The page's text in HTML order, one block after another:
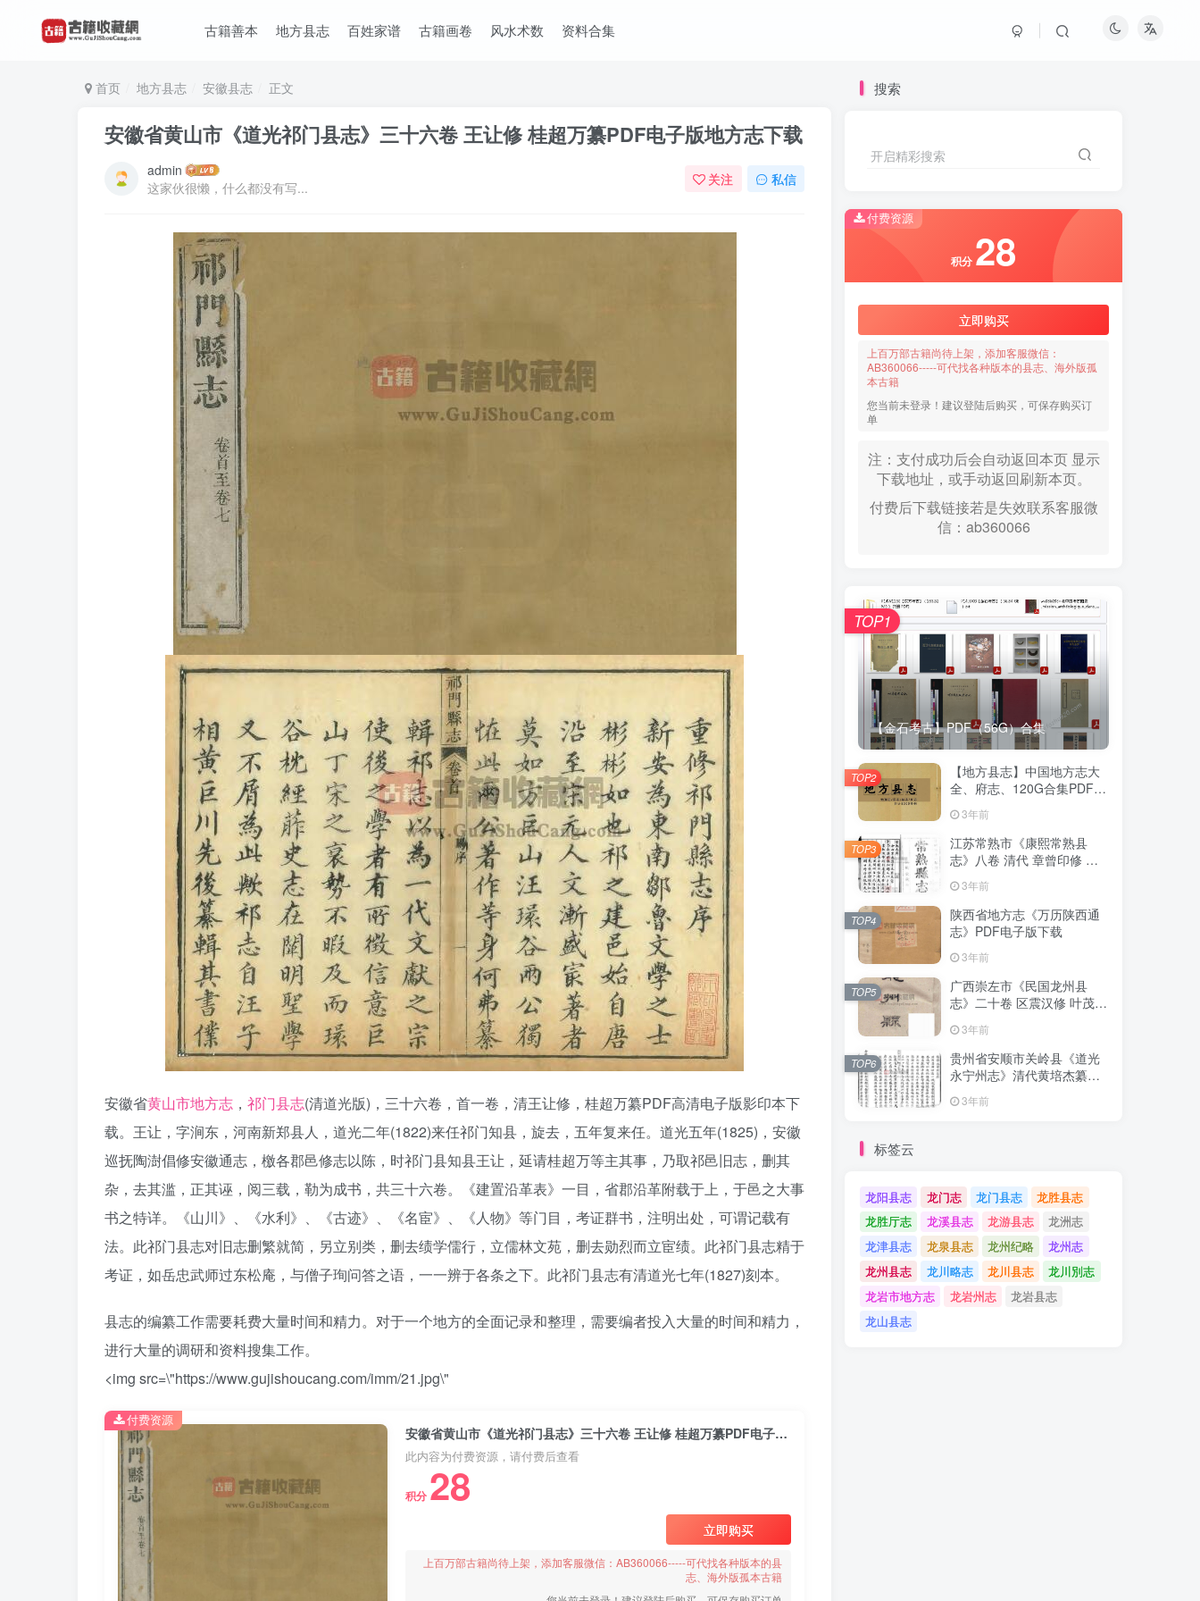
古籍善本 地方县志 百姓家谱 古籍画卷 风水术数 资料合集
首页 地方县志 安徽县志 正文
安徽省黄山市《道光祁门县志》三十六卷 王让修 桂超万纂PDF电子版地方志下载
admin
这家伙很懒，什么都没有写...
关注 私信
安徽省黄山市地方志 ， 祁门县志(清道光版)，三十六卷，首一卷，清王让修，桂超万纂PDF高清电子版影印本下
载。王让，字涧东，河南新郑县人，道光二年(1822)来任祁门知县，旋去，五年复来任。道光五年(1825)，安徽
巡抚陶澍倡修安徽通志，檄各郡邑修志以陈，时祁门县知县王让，延请桂超万等主其事，乃取祁邑旧志，删其
杂，去其滥，正其诬，阅三载，勒为成书，共三十六卷。《建置沿革表》一目，省郡沿革附载于上，于邑之大事
书之特详。《山川》、《水利》、《古迹》、《名宦》、《人物》等门目，考证群书，注明出处，可谓记载有
法。此祁门县志对旧志删繁就简，另立别类，删去绩学儒行，立儒林文苑，删去勋烈而立宦绩。此祁门县志精于
考证，如岳忠武师过东松庵，与僧子珣问答之语，一一辨于各条之下。此祁门县志有清道光七年(1827)刻本。
县志的编纂工作需要耗费大量时间和精力。对于一个地方的全面记录和整理，需要编者投入大量的时间和精力，
进行大量的调研和资料搜集工作。
<img src=\"https://www.gujishoucang.com/imm/21.jpg\"
安徽省黄山市《道光祁门县志》三十六卷 王让修 桂超万纂PDF电子版地方志下载
此内容为付费资源，请付费后查看
积分 28
立即购买
上百万部古籍尚待上架，添加客服微信：AB360066-----可代找各种版本的县
志、海外版孤本古籍
付费资源
搜索
开启精彩搜索
付费资源
积分 28
立即购买
上百万部古籍尚待上架，添加客服微信：
AB360066-----可代找各种版本的县志、海外版孤
本古籍
您当前未登录！建议登陆后购买，可保存购买订
单
注：支付成功后会自动返回本页 显示
下载地址，或手动返回刷新本页。
付费后下载链接若是失效联系客服微
信：ab360066
【金石考古】PDF（56G）合集
TOP1
【地方县志】中国地方志大
全、府志、120G合集PDF高
清下载
3年前
TOP2
江苏常熟市《康熙常熟县
志》八卷 清代 章曾印修 曾
倬纂PDF影印本高清电子版
下载3年前
TOP3
陕西省地方志《万历陕西通
志》PDF电子版下载
3年前
TOP4
广西崇左市《民国龙州县
志》二十卷 区震汉修 叶茂基
载3年前
TOP5
贵州省安顺市关岭县《道光
永宁州志》清代黄培杰纂修
3年前
TOP6
标签云
龙阳县志 龙门志 龙门县志
龙胜县志
龙胜厅志
龙溪县志 龙游县志
龙洲志
龙津县志
龙泉县志 龙州纪略
龙州志
龙州县志
龙川略志 龙川县志
龙川別志
龙岩市地方志
龙岩州志
龙岩县志
龙山县志